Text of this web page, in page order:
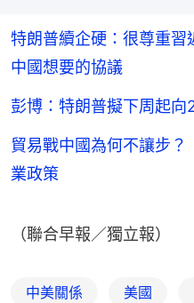
特朗普續企硬：很尊重
中國想要的協議
彭博：特朗普擬下周起
貿易戰中國為何不讓步
業政策
（聯合早報／獨立報）
中美關係 美國